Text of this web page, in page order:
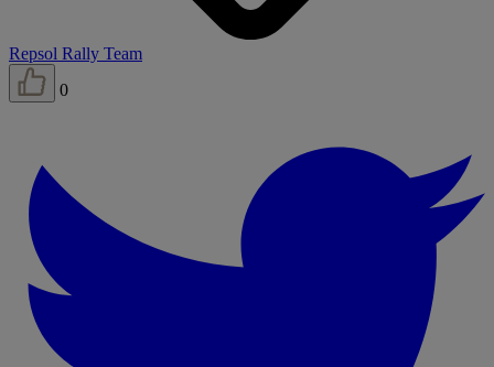
Repsol Rally Team
0